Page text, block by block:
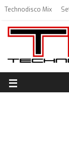
Technodisco Mix